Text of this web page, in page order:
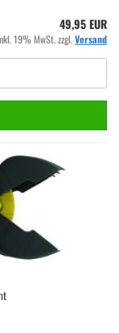
49,95 EUR
19% MwSt. zzgl.Versand